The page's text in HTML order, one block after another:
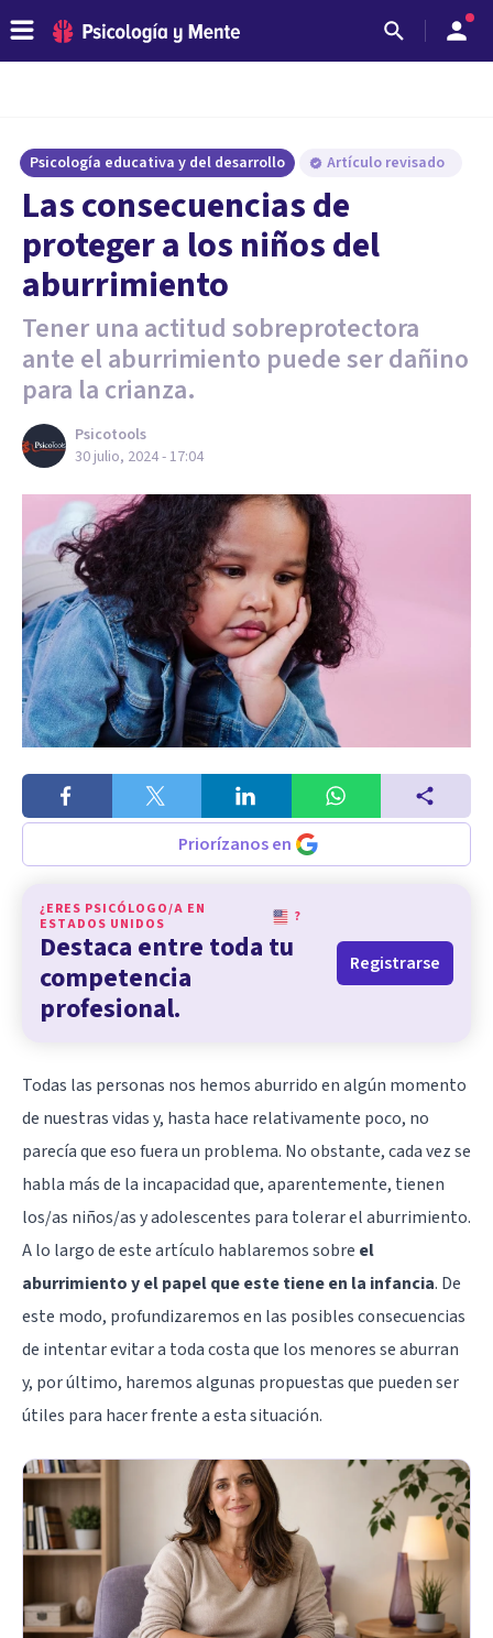
Psicología educativa y del desarrollo Artículo revisado
Las consecuencias de
proteger a los niños del
aburrimiento
Tener una actitud sobreprotectora
ante el aburrimiento puede ser dañino
para la crianza.
Psicotools
30 julio, 2024 - 17:04
Priorízanos en
¿ERES PSICÓLOGO/A EN
ESTADOS UNIDOS
?
Destaca entre toda tu
competencia
profesional.
Registrarse
Todas las personas nos hemos aburrido en algún momento
de nuestras vidas y, hasta hace relativamente poco, no
parecía que eso fuera un problema. No obstante, cada vez se
habla más de la incapacidad que, aparentemente, tienen
los/as niños/as y adolescentes para tolerar el aburrimiento.
A lo largo de este artículo hablaremos sobre el
aburrimiento y el papel que este tiene en la infancia. De
este modo, profundizaremos en las posibles consecuencias
de intentar evitar a toda costa que los menores se aburran
y, por último, haremos algunas propuestas que pueden ser
útiles para hacer frente a esta situación.